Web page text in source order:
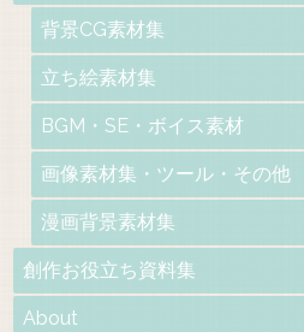
背景CG素材集
立ち絵素材集
BGM・SE・ボイス素材
画像素材集・ツール・その他
漫画背景素材集
創作お役立ち資料集
About